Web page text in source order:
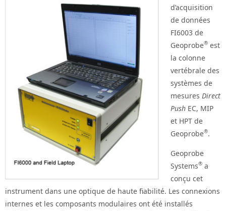
d’acquisition
de données
FI6003 de
Geoprobe® est
la colonne
vertébrale des
systèmes de
mesures Direct
Push EC, MIP
et HPT de
Geoprobe®.
Geoprobe
Systems® a
conçu cet
instrument dans une optique de haute fiabilité. Les connexions
internes et les composants modulaires ont été installés